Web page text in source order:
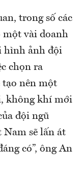
trong số các
một vài doanh
hình ảnh đội
chọn ra
tạo nên một
không khí mới
đội ngũ
sẽ lấn át
có”, ông An